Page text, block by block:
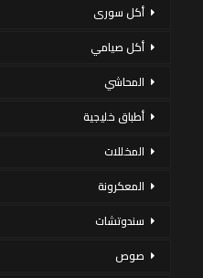
أكل سورى
أكل صيامي
المحاشي
أطباق خليجية
المخللات
المعكرونة
سندوتشات
صوص